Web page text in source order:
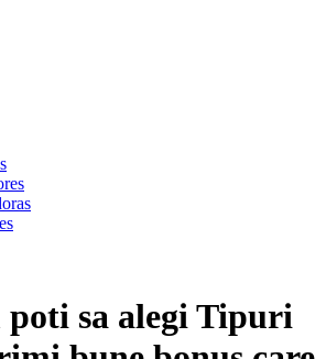
poti sa alegi Tipuri